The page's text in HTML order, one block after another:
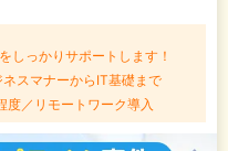
しっかりサポートします！
ネスマナーからIT基礎まで
／リモートワーク導入